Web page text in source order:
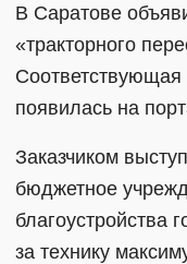
В Саратове
«тракторного
появилась на
Заказчиком
бюджетное
благоустройства
за технику